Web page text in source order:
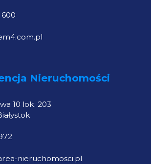
Nieruchomości
10 lok. 203
nieruchomosci.pl